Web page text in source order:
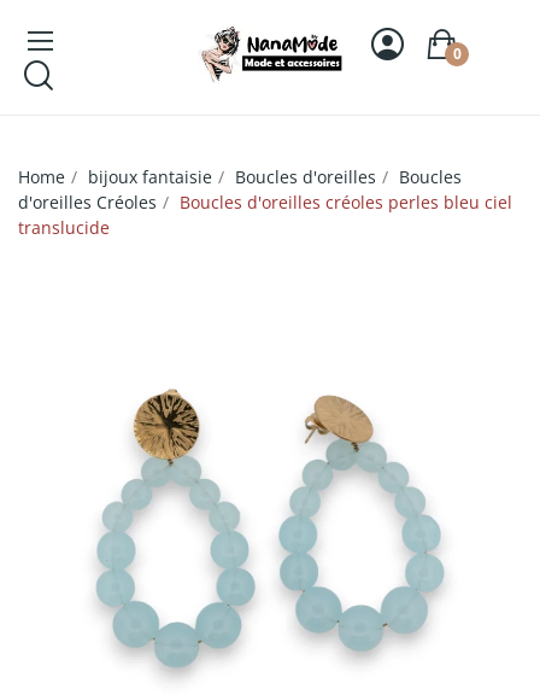
0
Home bijoux fantaisie Boucles d'oreilles
Boucles
d'oreilles Créoles
Boucles d'oreilles créoles perles bleu ciel
translucide